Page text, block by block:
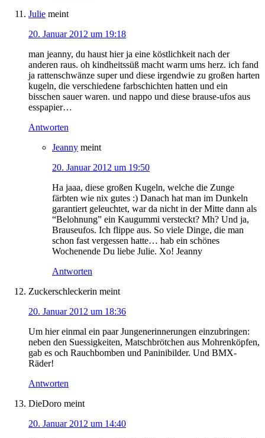
Julie meint
20. Januar 2012 um 19:18
man jeanny, du haust hier ja eine köstlichkeit nach der
anderen raus. oh kindheitssüß macht warm ums herz. ich fand
ja rattenschwänze super und diese irgendwie zu großen harten
kugeln, die verschiedene farbschichten hatten und ein
bisschen sauer waren. und nappo und diese brause-ufos aus
esspapier…
Antworten
Jeanny meint
20. Januar 2012 um 19:50
Ha jaaa, diese großen Kugeln, welche die Zunge
färbten wie nix gutes :) Danach hat man im Dunkeln
garantiert geleuchtet, war da nicht in der Mitte dann als
“Belohnung” ein Kaugummi versteckt? Mh? Und ja,
Brauseufos. Ich flippe aus. So viele Dinge, die man
schon fast vergessen hatte… hab ein schönes
Wochenende Du liebe Julie. Xo! Jeanny
Antworten
Zuckerschleckerin meint
20. Januar 2012 um 18:36
Um hier einmal ein paar Jungenerinnerungen einzubringen:
neben den Suessigkeiten, Matschbrötchen aus Mohrenköpfen,
gab es och Rauchbomben und Paninibilder. Und BMX-
Räder!
Antworten
DieDoro meint
20. Januar 2012 um 14:40